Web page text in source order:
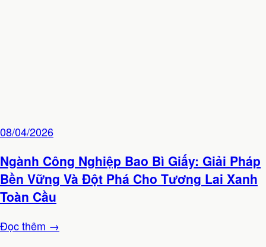
08/04/2026
Ngành Công Nghiệp Bao Bì Giấy: Giải Pháp
Bền Vững Và Đột Phá Cho Tương Lai Xanh
Toàn Cầu
Đọc thêm →